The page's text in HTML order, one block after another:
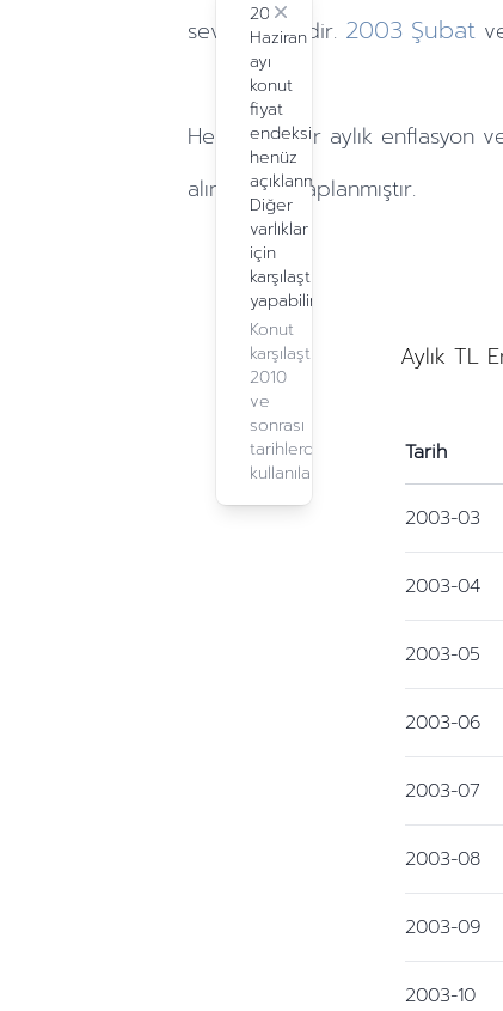
2024
Haziran
ayı
konut
fiyat
endeksi
henüz
açıklanmadı.
Diğer
varlıklar
için
karşılaştırma
yapabilirsiniz.
Konut
karşılaştırma,
2010
ve
sonrası
tarihlerde
kullanılabilir.
Close
seviyesindedir. 2003 Şubat
Hesaplamalar aylık enflasyon
alınarak hesaplanmıştır.
Aylık TL
Tarih
2003-03
2003-04
2003-05
2003-06
2003-07
2003-08
2003-09
2003-10